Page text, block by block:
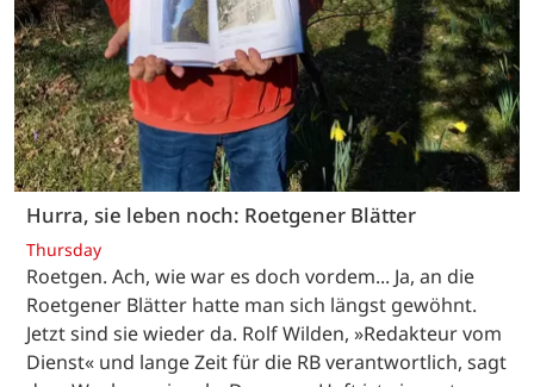
Hurra, sie leben noch: Roetgener Blätter
Thursday
Roetgen. Ach, wie war es doch vordem... Ja, an die
Roetgener Blätter hatte man sich längst gewöhnt.
Jetzt sind sie wieder da. Rolf Wilden, »Redakteur vom
Dienst« und lange Zeit für die RB verantwortlich, sagt